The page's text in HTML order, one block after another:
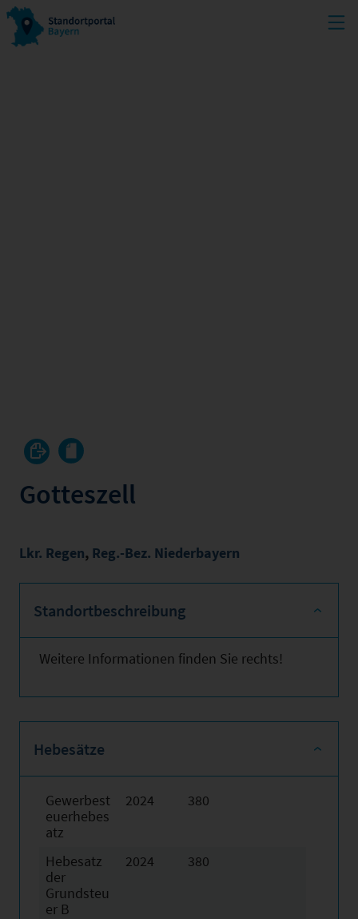
Gotteszell
Lkr. Regen, Reg.-Bez. Niederbayern
Standortbeschreibung
Weitere Informationen finden Sie rechts!
Hebesätze
Gewerbest
euerhebes
atz
2024 380
Hebesatz
der
Grundsteu
er B
2024 380